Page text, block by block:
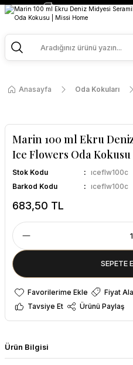
2500 TL ve Üzeri
Missi
Anasayfa Oda Kokuları
Marin 100 ml Ekru
Ice Flowers Oda Kokusu
Stok Kodu
ıceflw100c
Barkod Kodu
ıceflw100c
683,50 TL
SEPETE
Fiyat
Tavsiye Et
Ürünü Paylaş
Ürün Bilgisi